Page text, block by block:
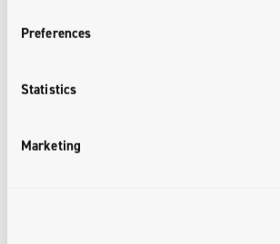
Preferences
Statistics
Marketing